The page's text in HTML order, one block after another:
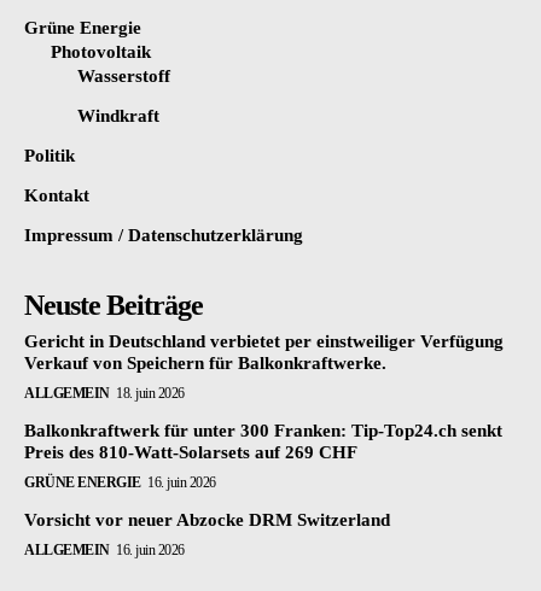
Grüne Energie
Photovoltaik
Wasserstoff
Windkraft
Politik
Kontakt
Impressum / Datenschutzerklärung
Neuste Beiträge
Gericht in Deutschland verbietet per einstweiliger Verfügung
Verkauf von Speichern für Balkonkraftwerke.
ALLGEMEIN 18. juin 2026
Balkonkraftwerk für unter 300 Franken: Tip-Top24.ch senkt
Preis des 810-Watt-Solarsets auf 269 CHF
GRÜNE ENERGIE 16. juin 2026
Vorsicht vor neuer Abzocke DRM Switzerland
ALLGEMEIN 16. juin 2026